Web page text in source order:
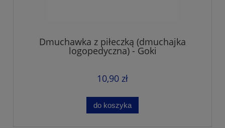
Dmuchawka z piłeczką (dmuchajka
logopedyczna) - Goki
10,90 zł
do koszyka